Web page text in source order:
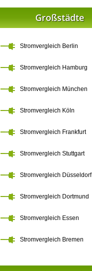
Großstädte
Stromvergleich Berlin
Stromvergleich Hamburg
Stromvergleich München
Stromvergleich Köln
Stromvergleich Frankfurt
Stromvergleich Stuttgart
Stromvergleich Düsseldorf
Stromvergleich Dortmund
Stromvergleich Essen
Stromvergleich Bremen